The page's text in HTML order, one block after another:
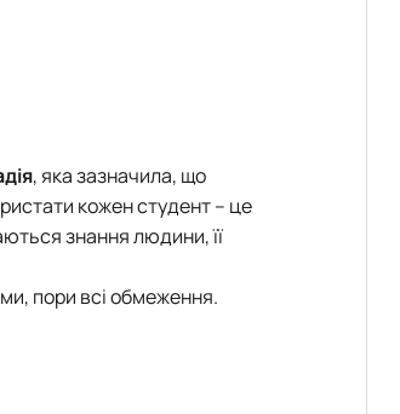
, яка зазначила, що
кожен студент – це
знання людини, її
пори всі обмеження.